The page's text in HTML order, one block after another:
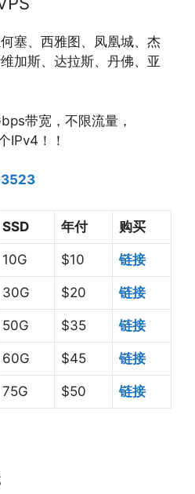
塞、西雅图、凤凰城、杰
加斯、达拉斯、丹佛、亚
带宽，不限流量，
IPv4！！
SSD 年付 购买
10G $10 链接
30G $20 链接
50G $35 链接
60G $45 链接
75G $50 链接